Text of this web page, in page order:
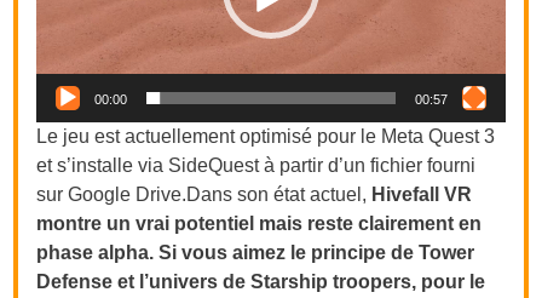
00:00 00:57
Le jeu est actuellement optimisé pour le Meta Quest 3
et s’installe via SideQuest à partir d’un fichier fourni
sur Google Drive.Dans son état actuel, Hivefall VR
montre un vrai potentiel mais reste clairement en
phase alpha. Si vous aimez le principe de Tower
Defense et l’univers de Starship troopers, pour le